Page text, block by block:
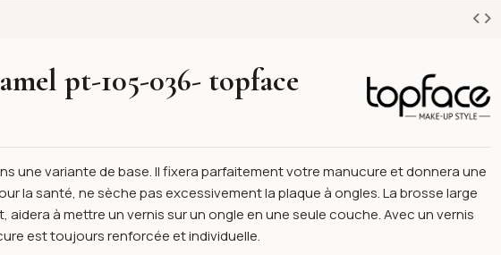
Topface
pt-105-036- topface
une variante de base. Il fixera parfaitement votre manucure et donnera une
la santé, ne sèche pas excessivement la plaque à ongles. La brosse large
à mettre un vernis sur un ongle en une seule couche. Avec un vernis
est toujours renforcée et individuelle.